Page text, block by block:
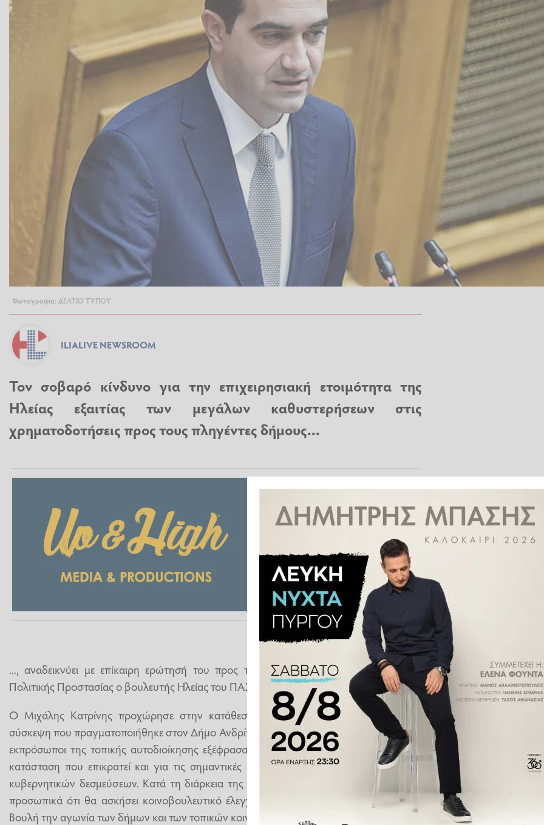
Φωτογραφία: ΔΕΛΤΙΟ ΤΥΠΟΥ
ILIALIVE NEWSROOM
Τον σοβαρό κίνδυνο για την επιχειρησιακή ετοιμότητα της
Ηλείας εξαιτίας των μεγάλων καθυστερήσεων στις
χρηματοδοτήσεις προς τους πληγέντες δήμους...
..., αναδεικνύει με επίκαιρη ερώτησή του προς τον υπουργό Κλιματικής Κρίσης και
Πολιτικής Προστασίας ο βουλευτής Ηλείας του ΠΑΣΟΚ Μιχάλης Κατρίνης.
Ο Μιχάλης Κατρίνης προχώρησε στην κατάθεση της επίκαιρης ερώτησης μετά τη
σύσκεψη που πραγματοποιήθηκε στον Δήμο Ανδρίτσαινας-Κρεστένων, κατά την οποία οι
εκπρόσωποι της τοπικής αυτοδιοίκησης εξέφρασαν την έντονη ανησυχία τους για την
κατάσταση που επικρατεί και για τις σημαντικές καθυστερήσεις στην υλοποίηση των
κυβερνητικών δεσμεύσεων. Κατά τη διάρκεια της σύσκεψης, ο κ. Κατρίνης δεσμεύτηκε
προσωπικά ότι θα ασκήσει κοινοβουλευτικό έλεγχο για το ζήτημα, μεταφέροντας στη
Βουλή την αγωνία των δήμων και των τοπικών κοινωνιών.